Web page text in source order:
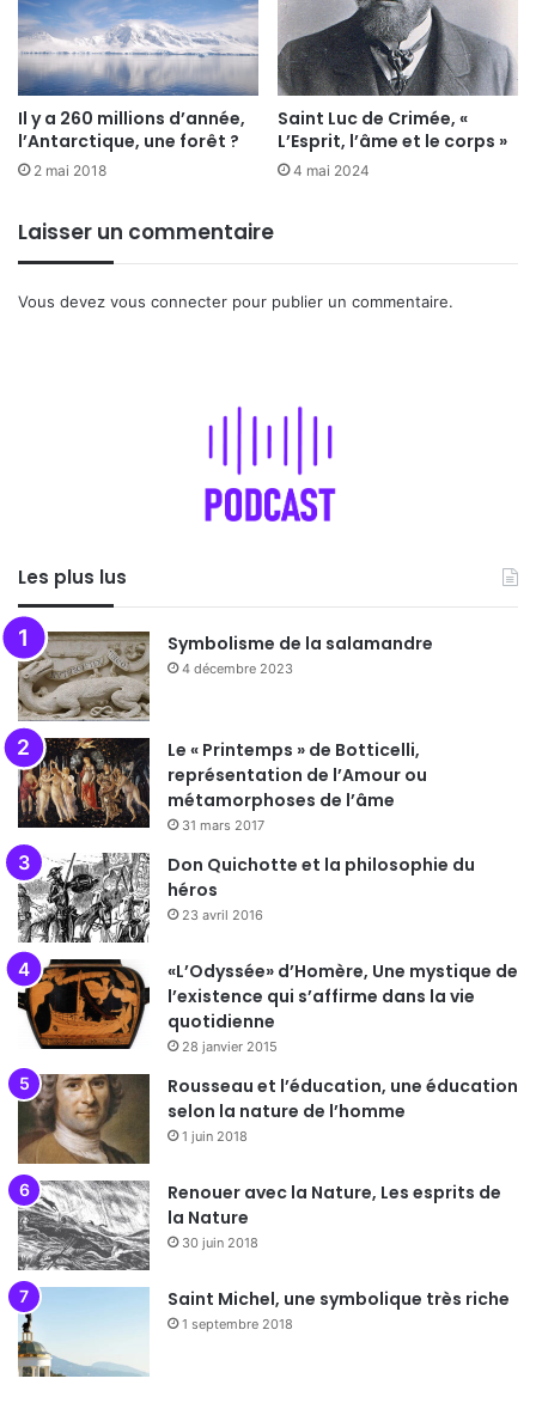
Il y a 260 millions d’année,
l’Antarctique, une forêt ?
2 mai 2018
Saint Luc de Crimée, «
L’Esprit, l’âme et le corps »
4 mai 2024
Laisser un commentaire
Vous devez vous connecter pour publier un commentaire.
Les plus lus
Symbolisme de la salamandre
4 décembre 2023
Le « Printemps » de Botticelli,
représentation de l’Amour ou
métamorphoses de l’âme
31 mars 2017
Don Quichotte et la philosophie du
héros
23 avril 2016
«L’Odyssée» d’Homère, Une mystique de
l’existence qui s’affirme dans la vie
quotidienne
28 janvier 2015
Rousseau et l’éducation, une éducation
selon la nature de l’homme
1 juin 2018
Renouer avec la Nature, Les esprits de
la Nature
30 juin 2018
Saint Michel, une symbolique très riche
1 septembre 2018